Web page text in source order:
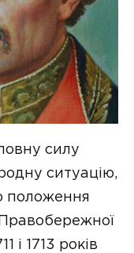
силу
ситуацію,
положення
і 1713 років